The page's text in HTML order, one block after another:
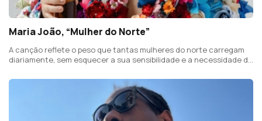
Maria João, “Mulher do Norte”
A canção reflete o peso que tantas mulheres do norte carregam
diariamente, sem esquecer a sua sensibilidade e a necessidade de